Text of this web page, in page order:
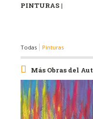
PINTURAS |
Todas Pinturas
Más Obras del